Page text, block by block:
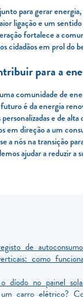
para gerar
ligação e um
fortalece a
cidadãos em prol do
para a
comunidade de
futuro é da energia
e de alta
em direção a um
a nós na transição
ajudar a reduzir a
de
como
díodo no painel
carro elétrico?